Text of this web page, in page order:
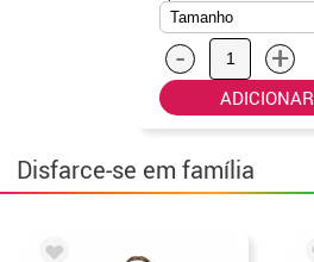
- +
ADICIONAR
Disfarce-se em família